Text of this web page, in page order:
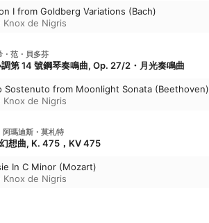
I from Goldberg Variations (Bach)
Knox de Nigris
・范・貝多芬
第 14 號鋼琴奏鳴曲, Op. 27/2・月光奏鳴曲
Sostenuto from Moonlight Sonata (Beethoven)
Knox de Nigris
阿瑪迪斯・莫札特
想曲, K. 475，KV 475
In C Minor (Mozart)
Knox de Nigris